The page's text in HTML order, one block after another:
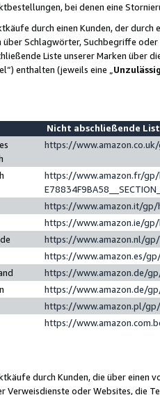
bei denen eine
durch einen Kunden, der durch
über Schlagwörter, Suchbegriffe
Liste unserer Marken über
enthalten (jeweils eine „
Nicht abschließende
https://
https://www.amazon.fr/gp/
https://www.amazon.it/gp/
https://www.amazon.ie/gp/
https://www.amazon.nl/
https://www.amazon.es/
https://www.amazon.de/
https://www.amazon.de/
https://www.amazon.pl/
https://
durch Kunden, die über einen
Verweisdienste oder Websites, die